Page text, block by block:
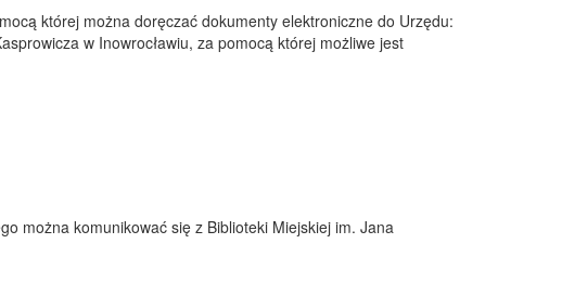
której można doręczać dokumenty elektroniczne do Urzędu:
w Inowrocławiu, za pomocą której możliwe jest
można komunikować się z Biblioteki Miejskiej im. Jana